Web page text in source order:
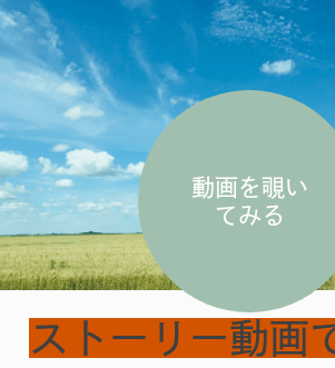
動画を覗い
てみる
ストーリー動画